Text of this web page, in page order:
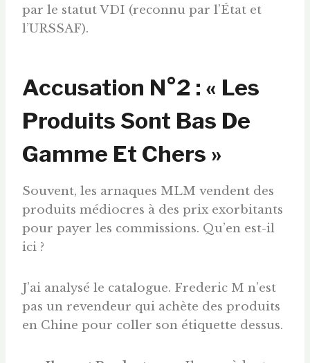
par le statut VDI (reconnu par l’État et
l’URSSAF).
Accusation N°2 : « Les
Produits Sont Bas De
Gamme Et Chers »
Souvent, les arnaques MLM vendent des
produits médiocres à des prix exorbitants
pour payer les commissions. Qu’en est-il
ici ?
J’ai analysé le catalogue. Frederic M n’est
pas un revendeur qui achète des produits
en Chine pour coller son étiquette dessus.